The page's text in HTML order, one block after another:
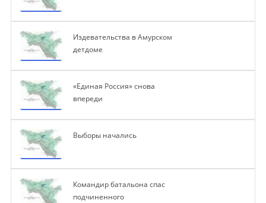
Издевательства в Амурском
детдоме
«Единая Россия» снова
впереди
Выборы начались
Командир батальона спас
подчиненного